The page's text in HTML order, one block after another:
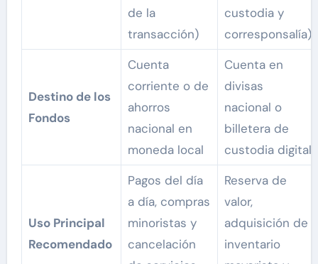
de la
transacción)
custodia y
corresponsalía)
Destino de los
Fondos
Cuenta
corriente o de
ahorros
nacional en
moneda local
Cuenta en
divisas
nacional o
billetera de
custodia digital
Uso Principal
Recomendado
Pagos del día
a día, compras
minoristas y
cancelación
Reserva de
valor,
adquisición de
inventario